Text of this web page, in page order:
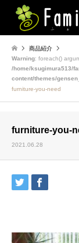
商品紹介
Warning: foreach()
/home/ksugimura513/
content/themes/
furniture-you-need
furniture-you-
2021.06.28